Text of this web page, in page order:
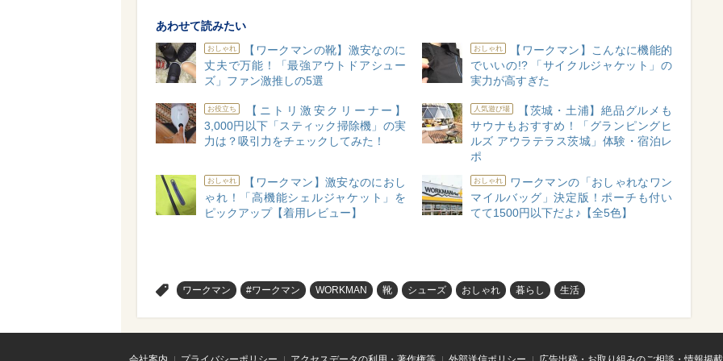
あわせて読みたい
おしゃれ
【ワークマンの靴】激安なのに
丈夫で万能！「最強アウトドアシュー
ズ」ファン激推しの5選
おしゃれ
【ワークマン】こんなに機能的
でいいの!? 「サイクルジャケット」の
実力が高すぎた
お役立ち
【ニトリ激安クリーナー】
3,000円以下「スティック掃除機」の実
力は？吸引力をチェックしてみた！
人気遊び場
【茨城・土浦】絶品グルメも
サウナもおすすめ！「グランピングヒ
ルズ アウラテラス茨城」体験・宿泊レ
ポ
おしゃれ
【ワークマン】激安なのにおし
ゃれ！「高機能シェルジャケット」を
ピックアップ【着用レビュー】
おしゃれ
ワークマンの「おしゃれなワン
マイルバッグ」決定版！ポーチも付い
てて1500円以下だよ♪【全5色】
ワークマン #ワークマン WORKMAN 靴 シューズ おしゃれ 暮らし 生活